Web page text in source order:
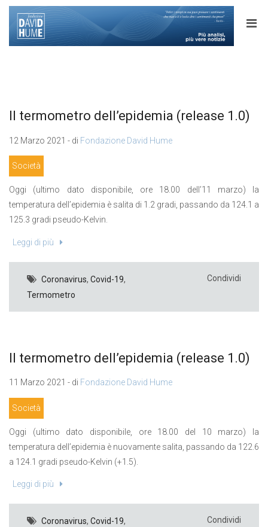
Il termometro dell’epidemia (release 1.0)
12 Marzo 2021 - di Fondazione David Hume
Società
Oggi (ultimo dato disponibile, ore 18.00 dell’11 marzo) la
temperatura dell’epidemia è salita di 1.2 gradi, passando da 124.1 a
125.3 gradi pseudo-Kelvin.
Leggi di più
Coronavirus, Covid-19,
Termometro
Condividi
Il termometro dell’epidemia (release 1.0)
11 Marzo 2021 - di Fondazione David Hume
Società
Oggi (ultimo dato disponibile, ore 18.00 del 10 marzo) la
temperatura dell’epidemia è nuovamente salita, passando da 122.6
a 124.1 gradi pseudo-Kelvin (+1.5).
Leggi di più
Coronavirus, Covid-19,
Condividi